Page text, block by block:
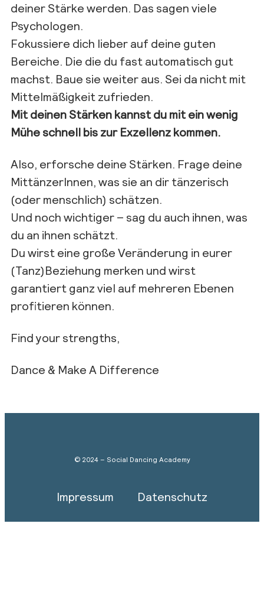
deiner Stärke werden. Das sagen viele
Psychologen.
Fokussiere dich lieber auf deine guten
Bereiche. Die die du fast automatisch gut
machst. Baue sie weiter aus. Sei da nicht mit
Mittelmäßigkeit zufrieden.
Mit deinen Stärken kannst du mit ein wenig
Mühe schnell bis zur Exzellenz kommen.
Also, erforsche deine Stärken. Frage deine
MittänzerInnen, was sie an dir tänzerisch
(oder menschlich) schätzen.
Und noch wichtiger – sag du auch ihnen, was
du an ihnen schätzt.
Du wirst eine große Veränderung in eurer
(Tanz)Beziehung merken und wirst
garantiert ganz viel auf mehreren Ebenen
profitieren können.
Find your strengths,
Dance & Make A Difference
© 2024 – Social Dancing Academy
Impressum Datenschutz